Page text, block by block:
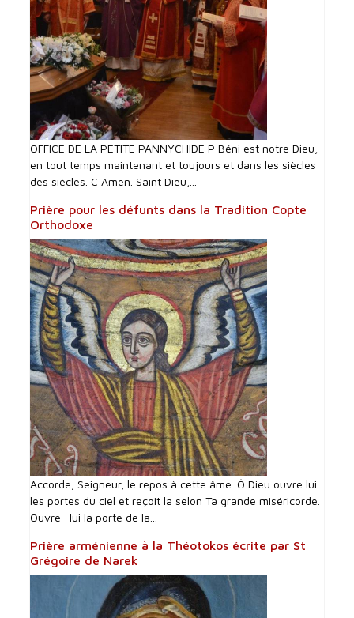
OFFICE DE LA PETITE PANNYCHIDE P Béni est notre Dieu,
en tout temps maintenant et toujours et dans les siècles
des siècles. C Amen. Saint Dieu,...
Prière pour les défunts dans la Tradition Copte
Orthodoxe
Accorde, Seigneur, le repos à cette âme. Ô Dieu ouvre lui
les portes du ciel et reçoit la selon Ta grande miséricorde.
Ouvre- lui la porte de la...
Prière arménienne à la Théotokos écrite par St
Grégoire de Narek